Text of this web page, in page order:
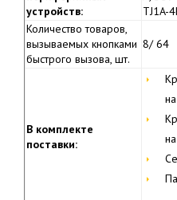
устройств:
TJ1A-
Количество товаров,
вызываемых кнопками
быстрого вызова, шт.
8/ 64
В комплекте
поставки: